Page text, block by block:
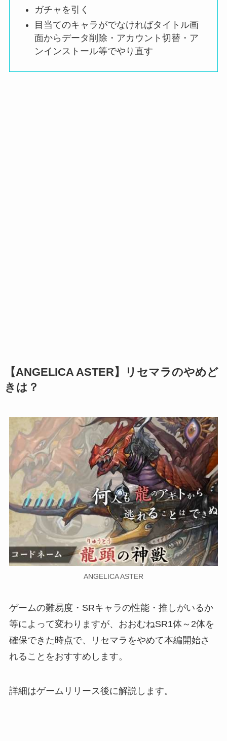
ガチャを引く
目当てのキャラがでなければタイトル画
面からデータ削除・アカウント切替・ア
ンインストール等でやり直す
【ANGELICA ASTER】リセマラのやめど
きは？
ANGELICA ASTER
ゲームの難易度・SRキャラの性能・推しがいるか
等によって変わりますが、おおむねSR1体～2体を
確保できた時点で、リセマラをやめて本編開始さ
れることをおすすめします。
詳細はゲームリリース後に解説します。